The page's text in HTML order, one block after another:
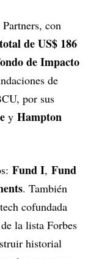
con
de US$ 186
de Impacto
de
por sus
y Hampton
Fund I, Fund
. También
cofundada
la lista Forbes
historial